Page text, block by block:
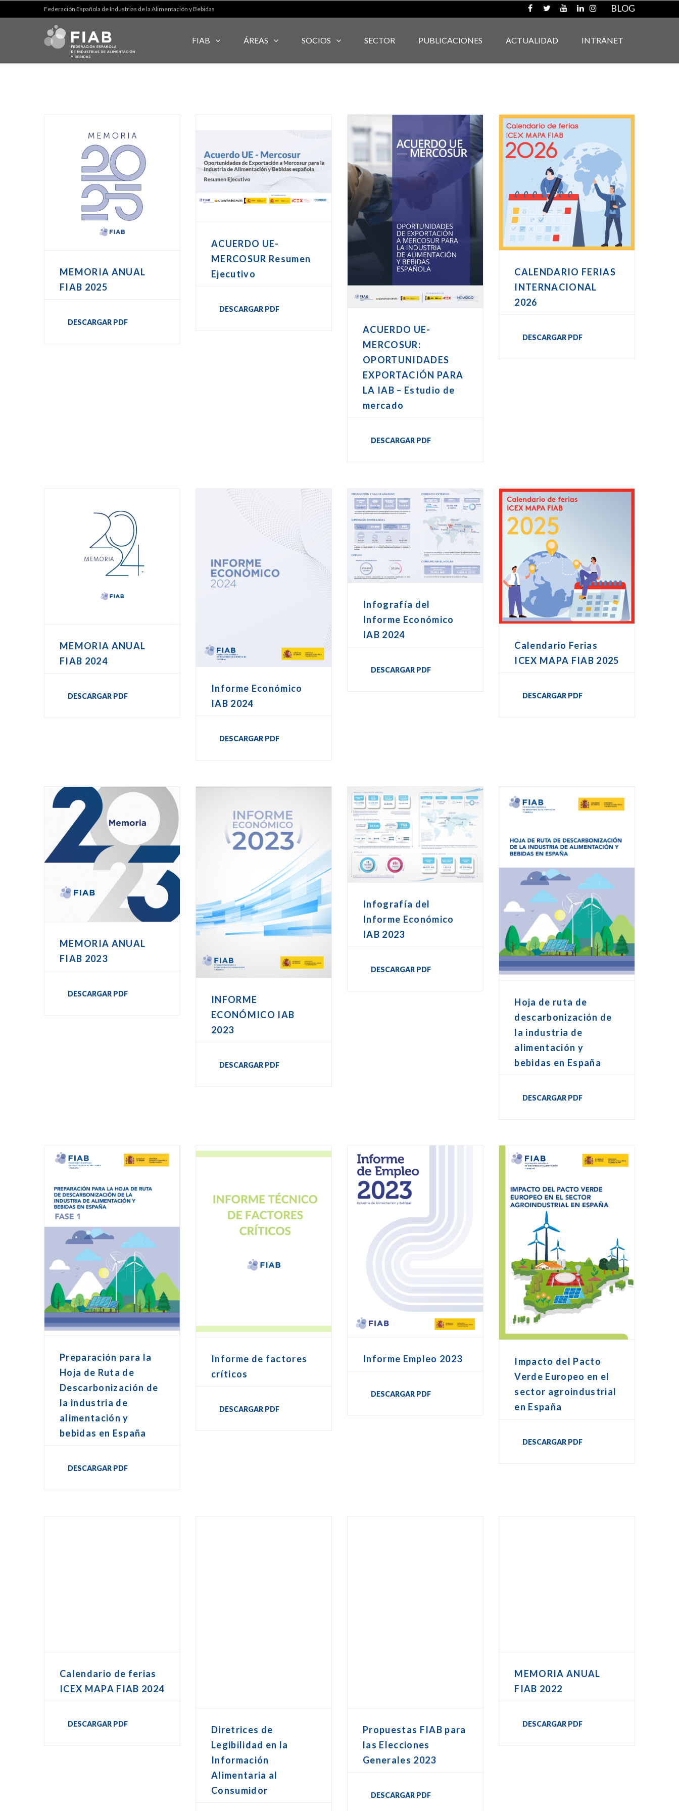
Federación Española de Industrias de la Alimentación y Bebidas BLOG
FIAB ÁREAS SOCIOS SECTOR PUBLICACIONES ACTUALIDAD INTRANET
MEMORIA ANUAL
FIAB 2025
DESCARGAR PDF
ACUERDO UE-
MERCOSUR Resumen
Ejecutivo
DESCARGAR PDF
ACUERDO UE-
MERCOSUR:
OPORTUNIDADES
EXPORTACIÓN PARA
LA IAB – Estudio de
mercado
DESCARGAR PDF
CALENDARIO FERIAS
INTERNACIONAL
2026
DESCARGAR PDF
MEMORIA ANUAL
FIAB 2024
DESCARGAR PDF
Informe Económico
IAB 2024
DESCARGAR PDF
Infografía del
Informe Económico
IAB 2024
DESCARGAR PDF
Calendario Ferias
ICEX MAPA FIAB 2025
DESCARGAR PDF
MEMORIA ANUAL
FIAB 2023
DESCARGAR PDF
INFORME
ECONÓMICO IAB
2023
DESCARGAR PDF
Infografía del
Informe Económico
IAB 2023
DESCARGAR PDF
Hoja de ruta de
descarbonización de
la industria de
alimentación y
bebidas en España
DESCARGAR PDF
Preparación para la
Hoja de Ruta de
Descarbonización de
la industria de
alimentación y
bebidas en España
DESCARGAR PDF
Informe de factores
críticos
DESCARGAR PDF
Informe Empleo 2023
DESCARGAR PDF
Impacto del Pacto
Verde Europeo en el
sector agroindustrial
en España
DESCARGAR PDF
Calendario de ferias
ICEX MAPA FIAB 2024
DESCARGAR PDF
Diretrices de
Legibilidad en la
Información
Alimentaria al
Consumidor
Propuestas FIAB para
las Elecciones
Generales 2023
DESCARGAR PDF
MEMORIA ANUAL
FIAB 2022
DESCARGAR PDF